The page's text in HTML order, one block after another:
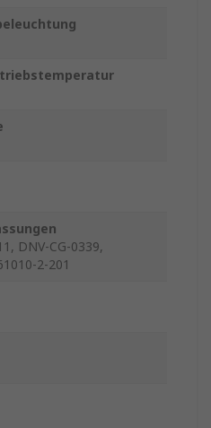
DNV-CG-0339,
2-201